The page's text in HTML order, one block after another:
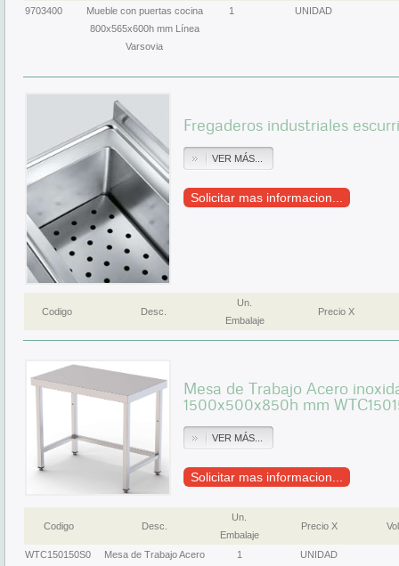
9703400
Mueble con puertas cocina
800x565x600h mm Línea
Varsovia
1 UNIDAD
Fregaderos industriales
VER MÁS...
Solicitar mas informacion...
Codigo Desc.
Un.
Embalaje
Precio X
Mesa de Trabajo Acero
1500x500x850h mm
VER MÁS...
Solicitar mas informacion...
Codigo Desc.
Un.
Embalaje
Precio X
WTC150150S0
Mesa de Trabajo Acero
1 UNIDAD